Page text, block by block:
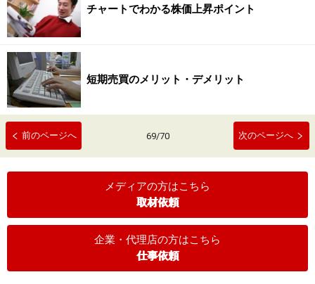
チャートでわかる株価上昇ポイント
短期売買のメリット・デメリット
前のページへ 69/70 次のページへ
メディアの方はこちら
取材依頼
企業・代理店の方はこちら
仕事依頼